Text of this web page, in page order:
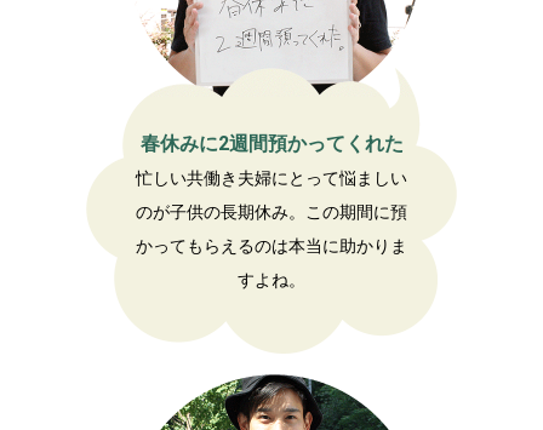
春休みに2週間預かってくれた
忙しい共働き夫婦にとって悩ましい
のが子供の長期休み。この期間に預
かってもらえるのは本当に助かりま
すよね。